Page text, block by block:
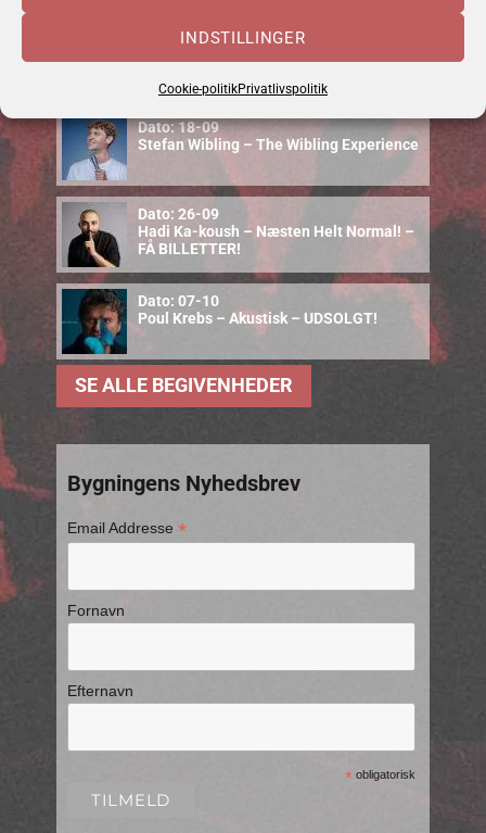
INDSTILLINGER
Cookie-politikPrivatlivspolitik
Dato: 12-09
Dato: 18-09
Stefan Wibling – The Wibling Experience
Dato: 26-09
Hadi Ka-koush – Næsten Helt Normal! –
FÅ BILLETTER!
Dato: 07-10
Poul Krebs – Akustisk – UDSOLGT!
SE ALLE BEGIVENHEDER
Bygningens Nyhedsbrev
Email Addresse*
Fornavn
Efternavn
* obligatorisk